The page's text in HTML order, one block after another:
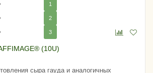
1
2
3
(10U)
сыра гауда и аналогичных